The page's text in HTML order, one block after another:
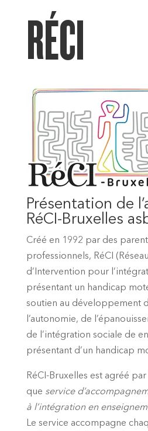
RÉCI
Présentation de
RéCI-Bruxelles
Créé en 1992 par des
professionnels, RéCI
d’Intervention pour
présentant un handicap
soutien au développement
l’autonomie, de
de l’intégration sociale de
présentant d’un handicap
RéCI-Bruxelles est agréé
que service
à l’intégration en
Le service accompagne